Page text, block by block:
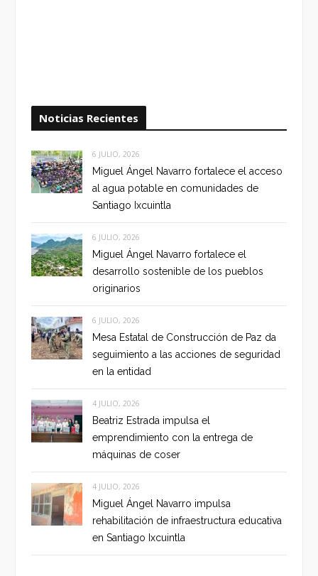
Noticias Recientes
6 JULIO, 2026
Miguel Ángel Navarro fortalece el acceso
al agua potable en comunidades de
Santiago Ixcuintla
6 JULIO, 2026
Miguel Ángel Navarro fortalece el
desarrollo sostenible de los pueblos
originarios
6 JULIO, 2026
Mesa Estatal de Construcción de Paz da
seguimiento a las acciones de seguridad
en la entidad
4 JULIO, 2026
Beatriz Estrada impulsa el
emprendimiento con la entrega de
máquinas de coser
4 JULIO, 2026
Miguel Ángel Navarro impulsa
rehabilitación de infraestructura educativa
en Santiago Ixcuintla